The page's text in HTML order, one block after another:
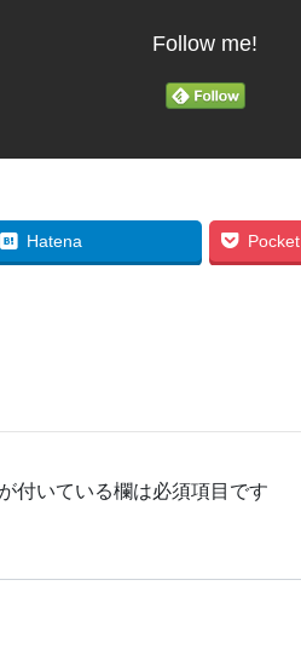
Follow me!
Hatena Pocket
が付いている欄は必須項目です